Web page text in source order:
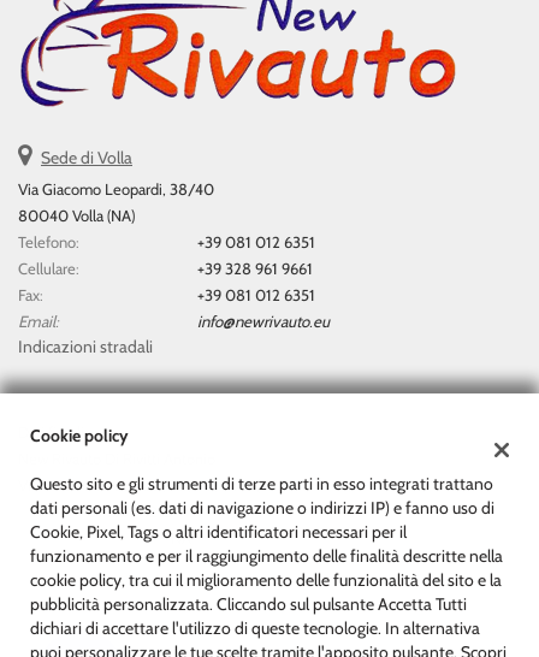
Sede di Volla
Via Giacomo Leopardi, 38/40
80040 Volla (NA)
Telefono:
+39 081 012 6351
Cellulare:
+39 328 961 9661
Fax:
+39 081 012 6351
Email:
info@newrivauto.eu
Indicazioni stradali
Dati fiscali:
Via Giacomo Leopardi, 38/40, Volla (NA)
C.F/P.IVA:07153511212
Registro delle imprese:NA
Cookie policy
Questo sito e gli strumenti di terze parti in esso integrati trattano
dati personali (es. dati di navigazione o indirizzi IP) e fanno uso di
Cookie, Pixel, Tags o altri identificatori necessari per il
funzionamento e per il raggiungimento delle finalità descritte nella
cookie policy, tra cui il miglioramento delle funzionalità del sito e la
pubblicità personalizzata. Cliccando sul pulsante Accetta Tutti
dichiari di accettare l'utilizzo di queste tecnologie. In alternativa
puoi personalizzare le tue scelte tramite l'apposito pulsante. Scopri